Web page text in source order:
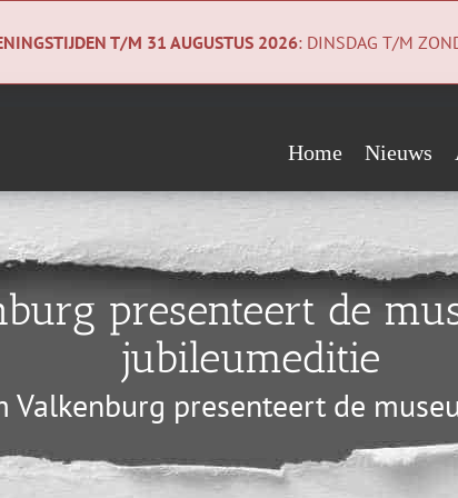
T/M 31 AUGUSTUS 2026: DINSDAG T/M
Home Nieuws
Geologiecollectie
Wie steunen ons?
Vrienden
Begunstigers
Sponsors
presenteert de
jubileumeditie
Valkenburg presenteert de